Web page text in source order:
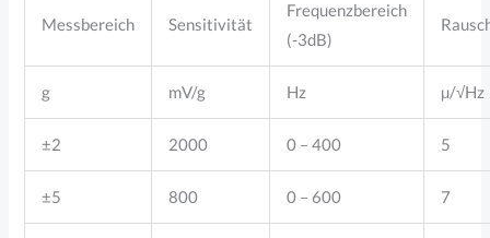
Messbereich Sensitivität
Frequenzbereich
(-3dB)
g mV/g Hz µ/√Hz
±2 2000 0 – 400 5
±5 800 0 – 600 7